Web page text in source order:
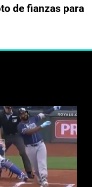
de fianzas para